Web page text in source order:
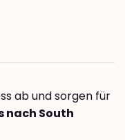
ab und sorgen für
nach South